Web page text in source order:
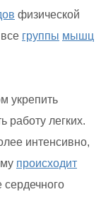
физической
группы мышц
укрепить
работу легких.
интенсивно,
происходит
сердечного